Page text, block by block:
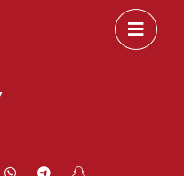
DiscordWhatsAppTelegram